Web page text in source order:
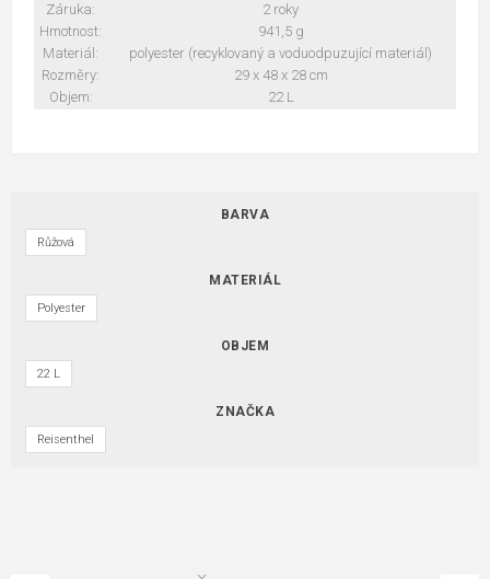
Záruka:
2 roky
Hmotnost:
941,5 g
Materiál:
polyester (recyklovaný a voduodpuzující materiál)
Rozměry:
29 x 48 x 28 cm
Objem:
22 L
BARVA
Růžová
MATERIÁL
Polyester
OBJEM
22 L
ZNAČKA
Reisenthel